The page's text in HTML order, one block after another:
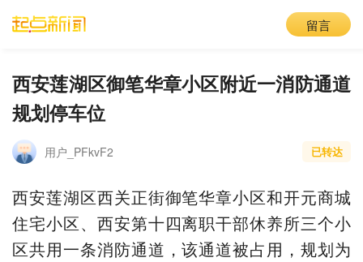
留言
西安莲湖区御笔华章小区附近一消防通道
规划停车位
用户_PFkvF2 已转达
西安莲湖区西关正街御笔华章小区和开元商城
住宅小区、西安第十四离职干部休养所三个小
区共用一条消防通道，该通道被占用，规划为